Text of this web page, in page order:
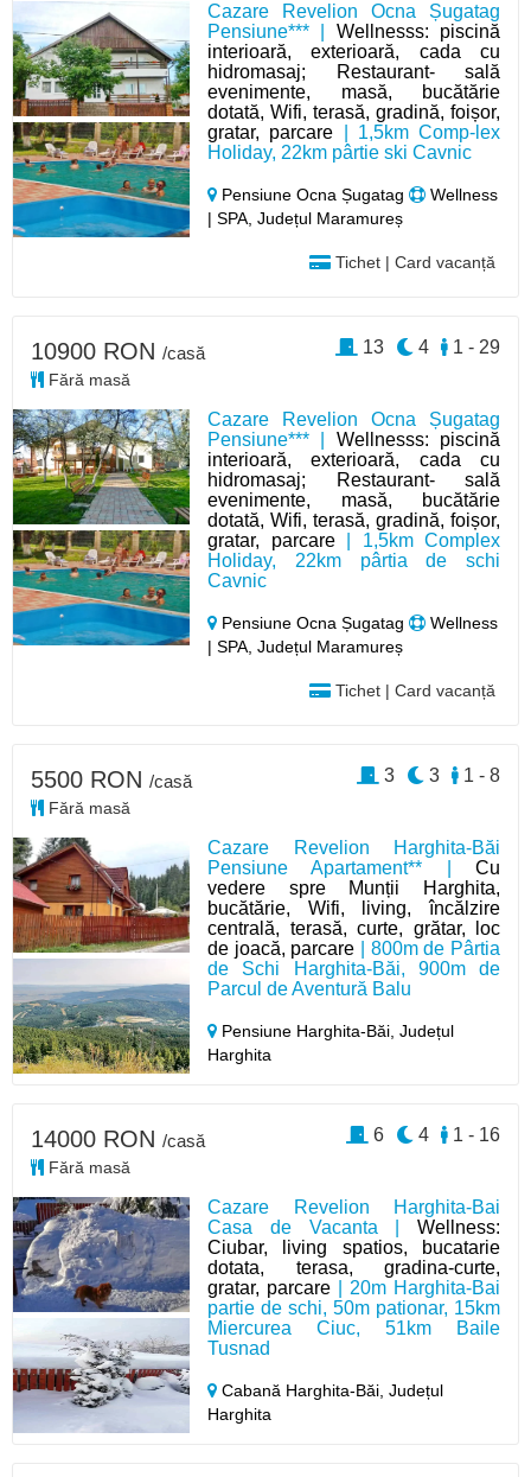
Cazare Revelion Ocna Șugatag
Pensiune*** | Wellnesss: piscină
interioară, exterioară, cada cu
hidromasaj; Restaurant- sală
evenimente, masă, bucătărie
dotată, Wifi, terasă, gradină, foișor,
gratar, parcare | 1,5km Comp-lex
Holiday, 22km pârtie ski Cavnic
Pensiune Ocna Șugatag
Wellness
| SPA, Județul Maramureș
Tichet | Card vacanță
Cazare Revelion Ocna Șugatag
Pensiune*** | Wellnesss: piscină
interioară, exterioară, cada cu
hidromasaj; Restaurant- sală
evenimente, masă, bucătărie
dotată, Wifi, terasă, gradină, foișor,
gratar, parcare| 1,5km Complex
Holiday, 22km pârtia de schi
Cavnic
Pensiune Ocna Șugatag
Wellness
| SPA, Județul Maramureș
Tichet | Card vacanță
10900 RON /casă
Fără masă
1 - 29
4
13
Cazare Revelion Harghita-Băi
Pensiune Apartament** | Cu
vedere spre Munții Harghita,
bucătărie, Wifi, living, încălzire
centrală, terasă, curte, grătar, loc
de joacă, parcare | 800m de Pârtia
de Schi Harghita-Băi, 900m de
Parcul de Aventură Balu
Pensiune Harghita-Băi,Județul
Harghita
5500 RON /casă
Fără masă
1 - 8
3
3
Cazare Revelion Harghita-Bai
Casa de Vacanta | Wellness:
Ciubar, living spatios, bucatarie
dotata, terasa, gradina-curte,
gratar, parcare | 20m Harghita-Bai
partie de schi, 50m pationar, 15km
Miercurea Ciuc, 51km Baile
Tusnad
Cabană Harghita-Băi,Județul
Harghita
14000 RON /casă
Fără masă
1 - 16
4
6